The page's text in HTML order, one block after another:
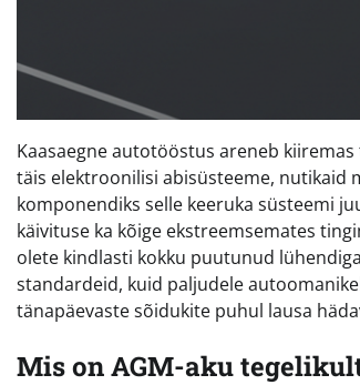
Kaasaegne autotööstus areneb
täis elektroonilisi abisüsteeme, nutikaid
komponendiks selle keeruka süsteemi
käivituse ka kõige ekstreemsemates
olete kindlasti kokku puutunud
standardeid, kuid paljudele
tänapäevaste sõidukite puhul lausa
Mis on AGM-aku